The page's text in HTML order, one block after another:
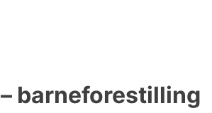
barneforestilling